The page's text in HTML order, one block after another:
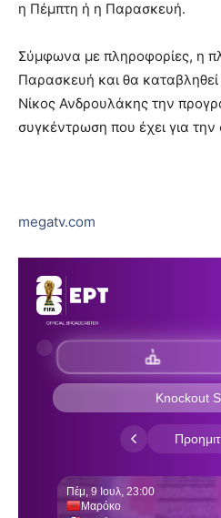
η Πέμπτη ή η Παρασκευή.
Σύμφωνα με πληροφορίες, η
Παρασκευή και θα
Νίκος Ανδρουλάκης την
συγκέντρωση που έχει για
megatv.com